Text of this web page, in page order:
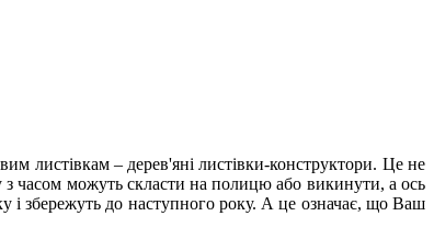
листівкам – дерев'яні листівки-конструктори. Це не
часом можуть скласти на полицю або викинути, а ось
і збережуть до наступного року. А це означає, що Ваш